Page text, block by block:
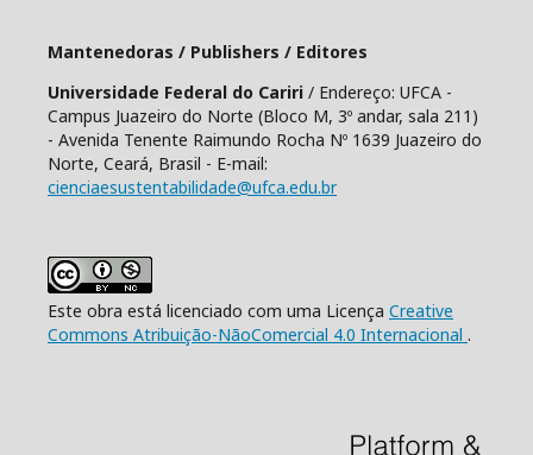
Mantenedoras / Publishers / Editores
Universidade Federal do Cariri / Endereço: UFCA -
Campus Juazeiro do Norte (Bloco M, 3º andar, sala 211)
- Avenida Tenente Raimundo Rocha Nº 1639 Juazeiro do
Norte, Ceará, Brasil - E-mail:
cienciaesustentabilidade@ufca.edu.br
Este obra está licenciado com uma Licença Creative
Commons Atribuição-NãoComercial 4.0 Internacional .